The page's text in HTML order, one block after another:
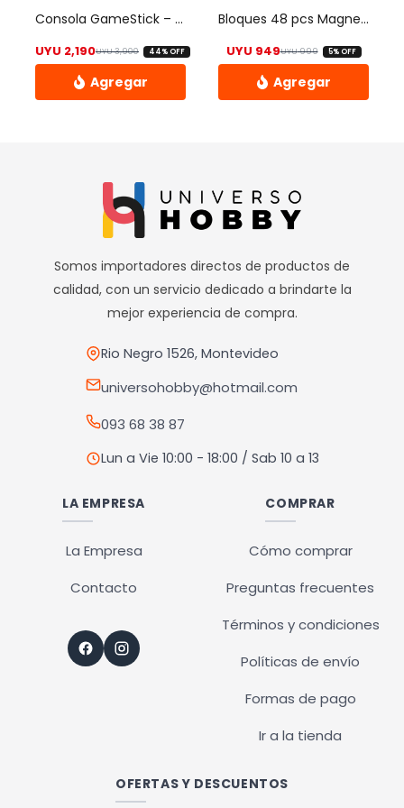
Consola GameStick – X2 PLUS
UYU3,900El precio original era: UYU 3,900.
UYU 2,190 El precio actual es: UYU 2,190.
44% OFF
Bloques 48 pcs Magneticos Module World – Estilo Minecraft
UYU999El precio
UYU 949 El precio
5% OFF
Somos importadores directos de productos de
calidad, con un servicio dedicado a brindarte la
mejor experiencia de compra.
Rio Negro 1526, Montevideo
universohobby@hotmail.com
093 68 38 87
Lun a Vie 10:00 - 18:00 / Sab 10 a 13
LA EMPRESA
La Empresa
Contacto
COMPRAR
Cómo comprar
Preguntas frecuentes
Términos y condiciones
Políticas de envío
Formas de pago
Ir a la tienda
OFERTAS Y DESCUENTOS